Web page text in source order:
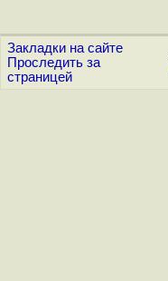
Закладки на сайте
Проследить за
страницей